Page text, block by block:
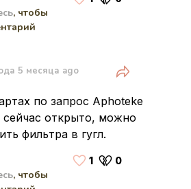
, чтобы
5 месяца ago Share
по запрос Aphoteke
открыто, можно
фильтра в гугл.
, чтобы
1 0